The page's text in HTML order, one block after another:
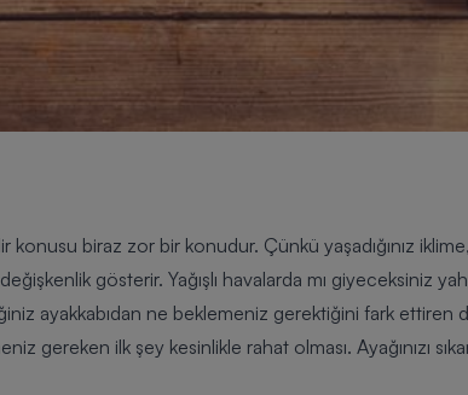
konusu biraz zor bir konudur. Çünkü yaşadığınız
gösterir. Yağışlı havalarda mı giyeceksiniz
ayakkabıdan ne beklemeniz gerektiğini fark ettiren
gereken ilk şey kesinlikle rahat olması. Ayağınızı